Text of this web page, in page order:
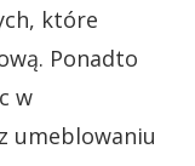
które
Ponadto
w
umeblowaniu